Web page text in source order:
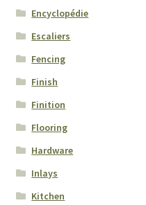
Encyclopédie
Escaliers
Fencing
Finish
Finition
Flooring
Hardware
Inlays
Kitchen